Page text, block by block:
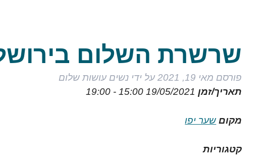
שרשרת השלום
פורסם מאי 19, 2021 על ידי נשים עושות שלום
תאריך/זמן19/05/2021
15:00 - 19:00
מקום שער יפו
קטגוריות